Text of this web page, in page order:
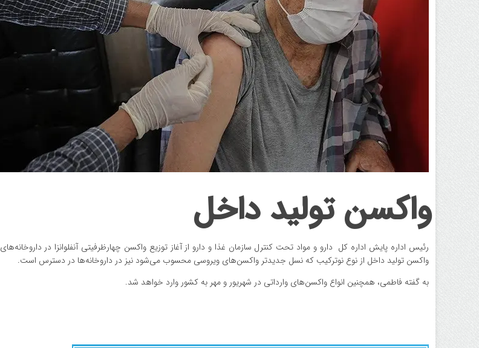
واکسن تولید داخل
رئیس اداره پایش اداره کل دارو و مواد تحت کنترل سازمان غذا و دارو از آغاز توزیع واکسن چهارظرفیتی آنفلوانزا در
واکسن تولید داخل از نوع نوترکیب که نسل جدیدتر واکسن‌های ویروسی محسوب می‌شود نیز در داروخانه‌ها در دسترس است.
به گفته فاطمی، همچنین انواع واکسن‌های وارداتی در شهریور و مهر به کشور وارد خواهد شد.